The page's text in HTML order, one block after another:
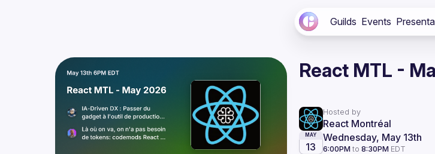
Guilds Events
React MTL -
Hosted by
React Montréal
MAY
13
Wednesday, May 13th
6:00PM to 8:30PM EDT